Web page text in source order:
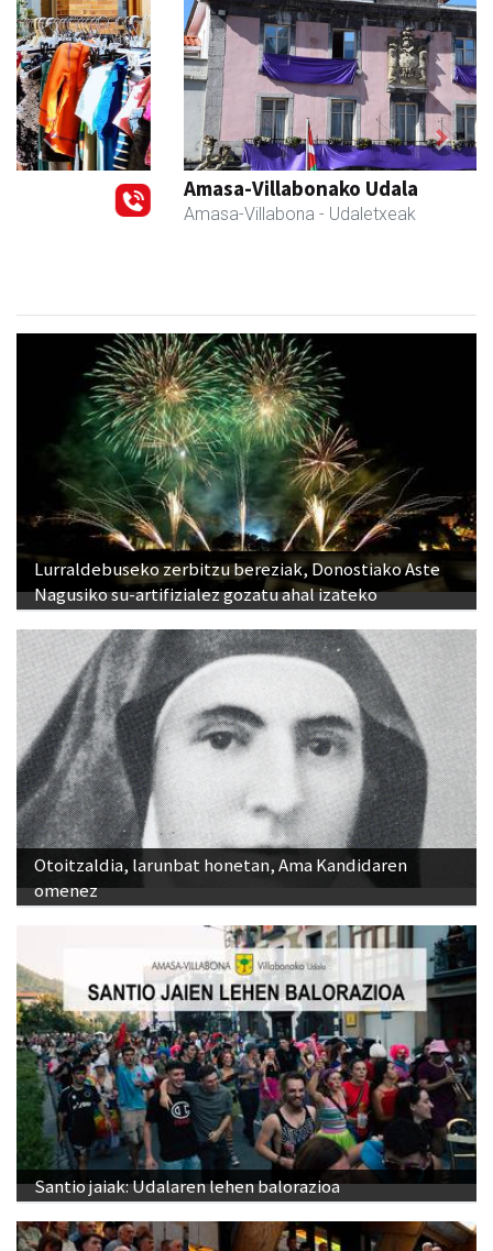
Amasa-Villabonako Udala
Amasa-Villabona - Udaletxeak
Previous Next
Lurraldebuseko zerbitzu bereziak, Donostiako Aste
Nagusiko su-artifizialez gozatu ahal izateko
Otoitzaldia, larunbat honetan, Ama Kandidaren
omenez
Santio jaiak: Udalaren lehen balorazioa